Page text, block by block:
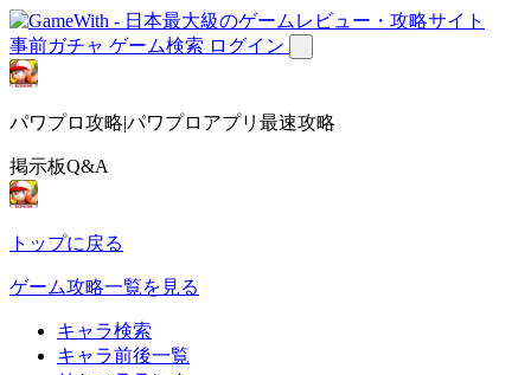
事前ガチャ ゲーム検索 ログイン
パワプロ攻略|パワプロアプリ最速攻略
掲示板Q&A
トップに戻る
ゲーム攻略一覧を見る
キャラ検索
キャラ前後一覧